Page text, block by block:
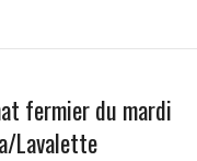
fermier du mardi
Lavalette